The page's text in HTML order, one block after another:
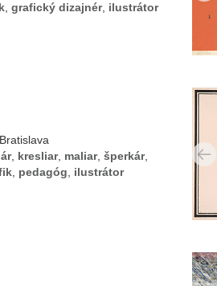
, grafický dizajnér, ilustrátor
, kresliar, maliar, šperkár,
, pedagóg, ilustrátor